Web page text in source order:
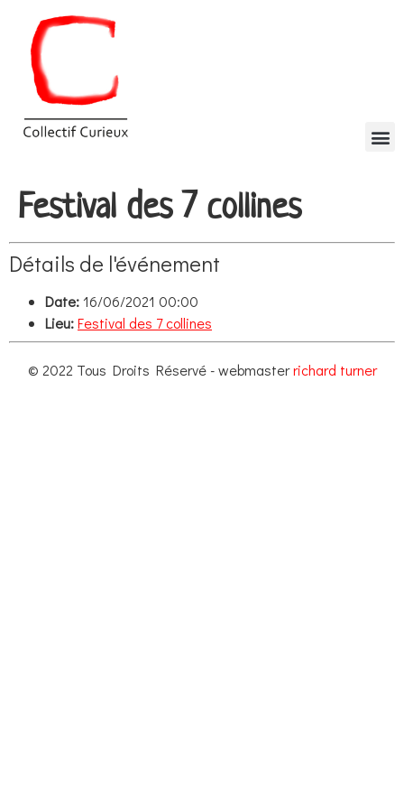
Festival des 7 collines
Détails de l'événement
Date:16/06/2021 00:00
Lieu:Festival des 7 collines
© 2022 Tous Droits Réservé - webmasterrichard turner